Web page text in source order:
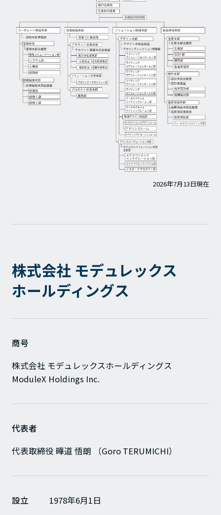
2026年7月13日現在
株式会社 モデュレックス
ホールディングス
商号
株式会社 モデュレックスホールディングス
ModuleX Holdings Inc.
代表者
代表取締役 曄道 悟朗 （Goro TERUMICHI）
設立 1978年6月1日